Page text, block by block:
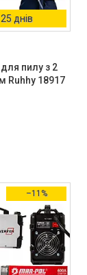
днів
пилу з 2
Ruhhy 18917
–11%